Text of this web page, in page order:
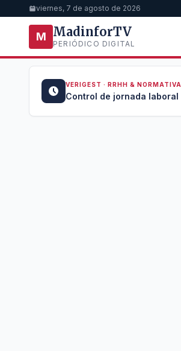
viernes, 7 de agosto de 2026
M MadinforTV
PERIÓDICO DIGITAL
VERIGEST · RRHH &
Control de jornada